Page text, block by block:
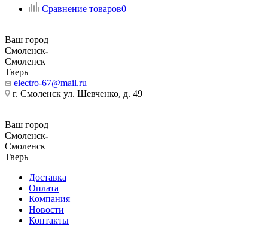
Сравнение товаров0
Ваш город
Смоленск
Смоленск
Тверь
electro-67@mail.ru
г. Смоленск ул. Шевченко, д. 49
Ваш город
Смоленск
Смоленск
Тверь
Доставка
Оплата
Компания
Новости
Контакты